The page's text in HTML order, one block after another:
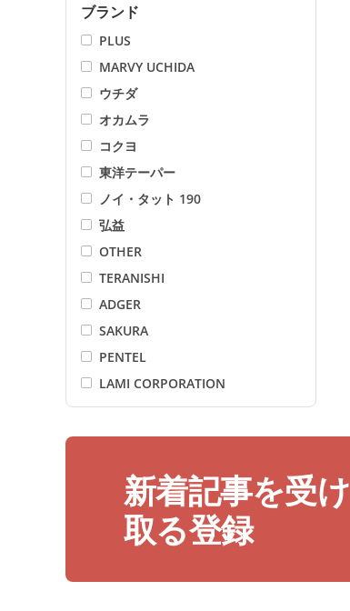
ブランド
PLUS
MARVY UCHIDA
ウチダ
オカムラ
コクヨ
東洋テーパー
ノイ・タット 190
弘益
OTHER
TERANISHI
ADGER
SAKURA
PENTEL
LAMI CORPORATION
motto
FUJIFILM
LiOA
Điện Quang
Maxell
新着記事を受け
取る登録